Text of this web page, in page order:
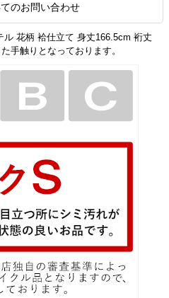
のお問い合わせ
花柄 袷仕立て 身丈166.5cm 裄丈
手触りとなっております。